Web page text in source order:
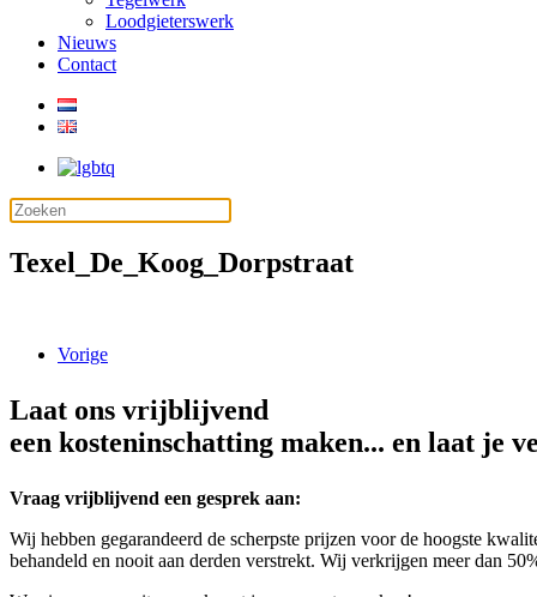
Loodgieterswerk
Nieuws
Contact
Texel_De_Koog_Dorpstraat
Vorige
Laat ons vrijblijvend
een kosteninschatting maken... en laat je
Vraag vrijblijvend een gesprek aan:
Wij hebben gegarandeerd de scherpste prijzen voor de hoogste
behandeld en nooit aan derden verstrekt. Wij verkrijgen meer dan